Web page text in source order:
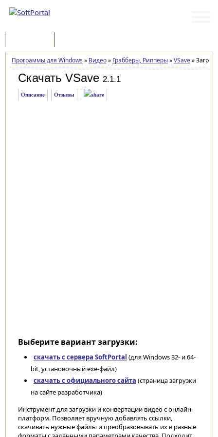
Программы для Windows » Видео» Грабберы, Рипперы»VSave»
Скачать VSave 2.1.1
Описание Отзывы
Выберите вариант загрузки:
скачать с сервера SoftPortal (для Windows 32- и 64-
bit, установочный exe-файл)
скачать с официального сайта (страница загрузки
на сайте разработчика)
Инструмент для загрузки и конвертации видео с онлайн-
платформ. Позволяет вручную добавлять ссылки,
скачивать нужные файлы и преобразовывать их в разные